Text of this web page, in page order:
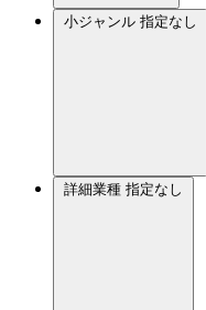
小ジャンル 指定なし
詳細業種 指定なし